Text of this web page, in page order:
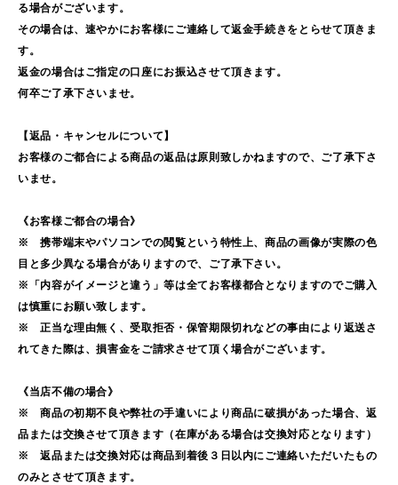
る場合がございます。
その場合は、速やかにお客様にご連絡して返金手続きをとらせて頂きま
す。
返金の場合はご指定の口座にお振込させて頂きます。
何卒ご了承下さいませ。
【返品・キャンセルについて】
お客様のご都合による商品の返品は原則致しかねますので、ご了承下さ
いませ。
《お客様ご都合の場合》
※ 携帯端末やパソコンでの閲覧という特性上、商品の画像が実際の色
目と多少異なる場合がありますので、ご了承下さい。
※「内容がイメージと違う」等は全てお客様都合となりますのでご購入
は慎重にお願い致します。
※ 正当な理由無く、受取拒否・保管期限切れなどの事由により返送さ
れてきた際は、損害金をご請求させて頂く場合がございます。
《当店不備の場合》
※ 商品の初期不良や弊社の手違いにより商品に破損があった場合、返
品または交換させて頂きます（在庫がある場合は交換対応となります）
※ 返品または交換対応は商品到着後３日以内にご連絡いただいたもの
のみとさせて頂きます。